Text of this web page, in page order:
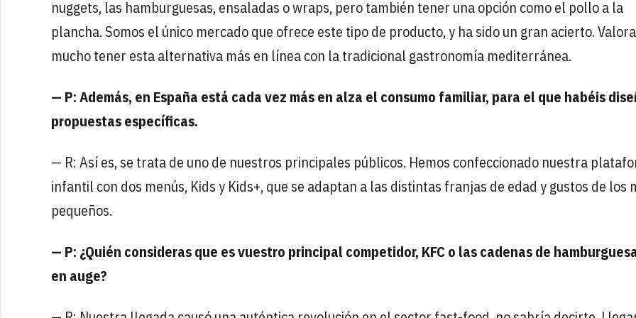
nuggets, las hamburguesas, ensaladas o wraps, pero también tener una opción como el pollo a la
plancha. Somos el único mercado que ofrece este tipo de producto, y ha sido un gran acierto.
mucho tener esta alternativa más en línea con la tradicional gastronomía mediterránea.
— P: Además, en España está cada vez más en alza el consumo familiar, para el que habéis
propuestas específicas.
— R: Así es, se trata de uno de nuestros principales públicos. Hemos confeccionado nuestra
infantil con dos menús, Kids y Kids+, que se adaptan a las distintas franjas de edad y gustos de los
pequeños.
— P: ¿Quién consideras que es vuestro principal competidor, KFC o las cadenas de
en auge?